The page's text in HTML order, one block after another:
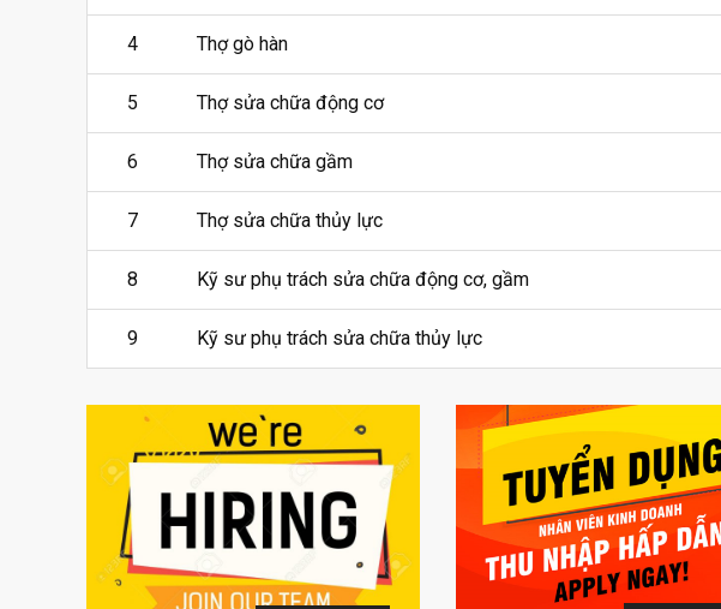
4 Thợ gò hàn
5 Thợ sửa chữa động cơ
6 Thợ sửa chữa gầm
7 Thợ sửa chữa thủy lực
8 Kỹ sư phụ trách sửa chữa động cơ, gầm
9 Kỹ sư phụ trách sửa chữa thủy lực